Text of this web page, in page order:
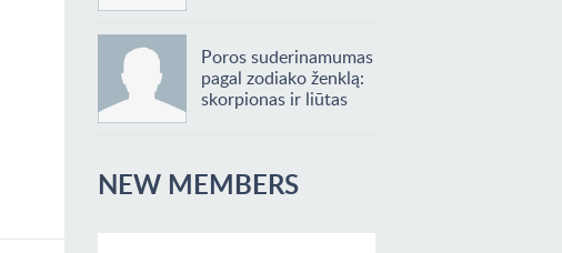
Poros suderinamumas
pagal zodiako ženklą:
skorpionas ir liūtas
NEW MEMBERS